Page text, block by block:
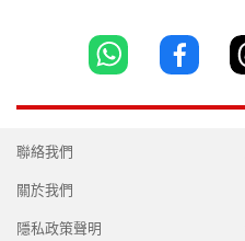
聯絡我們
關於我們
隱私政策聲明